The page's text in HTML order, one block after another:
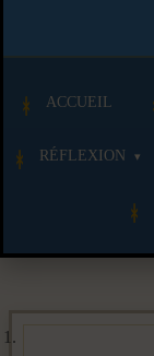
ACCUEIL
RÉFLEXION